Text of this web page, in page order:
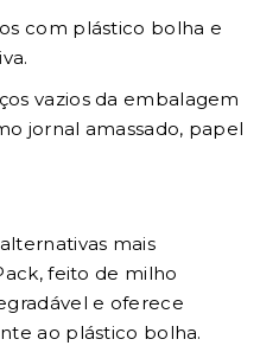
com plástico bolha e
vazios da embalagem
jornal amassado, papel
mais
feito de milho
e oferece
ao plástico bolha.